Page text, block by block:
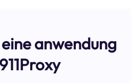
anwendung